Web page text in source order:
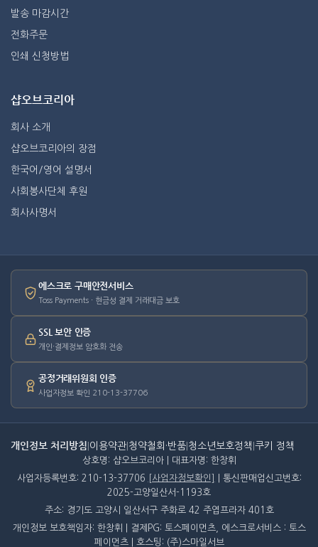
발송 마감시간
전화주문
인쇄 신청방법
샵오브코리아
회사 소개
샵오브코리아의 장점
한국어/영어 설명서
사회봉사단체 후원
회사사명서
에스크로 구매안전서비스
Toss Payments · 현금성 결제 거래대금 보호
SSL 보안 인증
개인·결제정보 암호화 전송
공정거래위원회 인증
사업자정보 확인 210-13-37706
개인정보 처리방침 이용약관 청약철회·반품 청소년보호정책 쿠키 정책
상호명: 샵오브코리아 | 대표자명: 한창휘
사업자등록번호: 210-13-37706
[사업자정보확인]
| 통신판매업신고번호:
2025-고양일산서-1193호
주소: 경기도 고양시 일산서구 주화로 42 주엽프라자 401호
개인정보 보호책임자: 한창휘 | 결제PG: 토스페이먼츠, 에스크로서비스 : 토스
페이먼츠 | 호스팅: (주)스마일서브